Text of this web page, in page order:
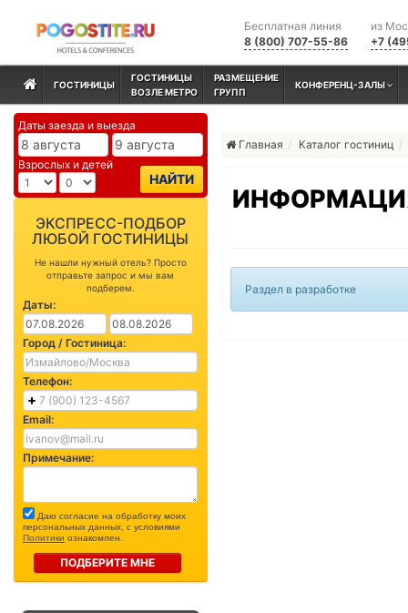
из
+7
Бесплатная линия
8 (800) 707-55-86
ГОСТИНИЦЫ
ГОСТИНИЦЫ
ВОЗЛЕ МЕТРО
РАЗМЕЩЕНИЕ
ГРУПП
КОНФЕРЕНЦ-ЗАЛЫ
Даты заезда и выезда
Взрослых и детей
НАЙТИ
ЭКСПРЕСС-ПОДБОР
ЛЮБОЙ ГОСТИНИЦЫ
Не нашли нужный отель? Просто
отправьте запрос и мы вам
подберем.
Даты:
Город / Гостиница:
Телефон:
Email:
Примечание:
Даю согласие на обработку моих
персональных данных, с условиями
Политики ознакомлен.
ПОДБЕРИТЕ МНЕ
Главная Каталог гостиниц
Раздел в разработке